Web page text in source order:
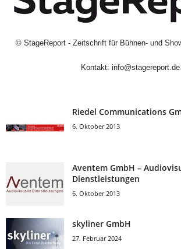
© StageReport - Zeitschrift für Bühnen- und
Kontakt: info@stagereport.de
Riedel Communica­tions
6. Oktober 2013
Aventem GmbH –
Dienstleistungen
6. Oktober 2013
skyliner GmbH
27. Februar 2024